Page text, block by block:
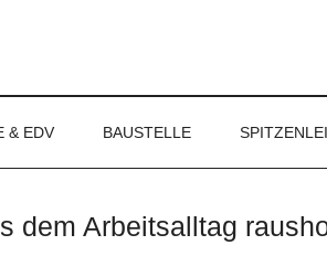
& EDV BAUSTELLE
dem Arbeitsalltag